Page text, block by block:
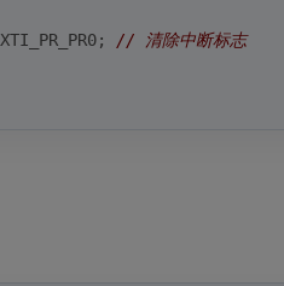
// 清除中断标志